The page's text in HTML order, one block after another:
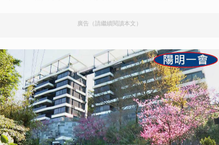
廣告（請繼續閱讀本文）